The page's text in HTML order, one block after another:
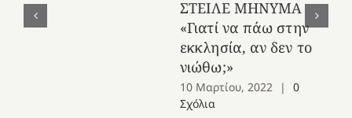
ΣΤΕΙΛΕ ΜΗΝΥΜΑ
«Γιατί να πάω στην
εκκλησία, αν δεν το
νιώθω;»
10 Μαρτίου, 2022 |
0
Σχόλια